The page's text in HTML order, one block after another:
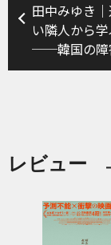
田中みゆき
い隣人から
──韓国の障
とアクセシ
レビュー